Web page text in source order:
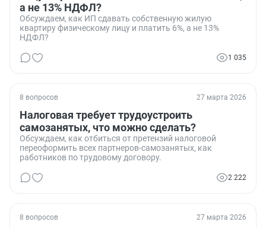
а не 13% НДФЛ?
Обсуждаем, как ИП сдавать собственную жилую
квартиру физическому лицу и платить 6%, а не 13%
НДФЛ?
1 035
8 вопросов 27 марта 2026
Налоговая требует трудоустроить
самозанятых, что можно сделать?
Обсуждаем, как отбиться от претензий налоговой
переоформить всех партнеров-самозанятых, как
работников по трудовому договору.
2 222
8 вопросов 27 марта 2026